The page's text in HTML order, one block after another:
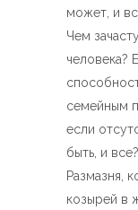
может, и
Чем
человека?
семейным
если
быть, и
Размазня,
козырей в